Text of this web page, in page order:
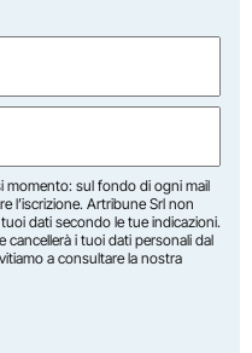
momento: sul fondo di ogni mail
l’iscrizione. Artribune Srl non
dati secondo le tue indicazioni.
cancellerà i tuoi dati personali dal
a consultare la nostra